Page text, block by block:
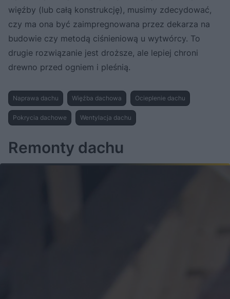
więźby (lub całą konstrukcję), musimy zdecydować,
czy ma ona być zaimpregnowana przez dekarza na
budowie czy metodą ciśnieniową u wytwórcy. To
drugie rozwiązanie jest droższe, ale lepiej chroni
drewno przed ogniem i pleśnią.
Naprawa dachu Więźba dachowa Ocieplenie dachu
Pokrycia dachowe Wentylacja dachu
Remonty dachu